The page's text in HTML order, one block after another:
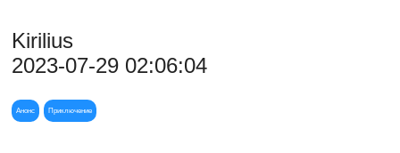
Kirilius
2023-07-29 02:06:04
Анонс Приключение